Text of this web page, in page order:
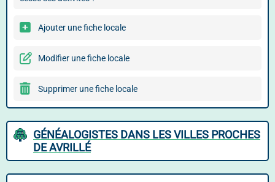
Ajouter une fiche locale
Modifier une fiche locale
Supprimer une fiche locale
GÉNÉALOGISTES DANS LES VILLES PROCHES
DE AVRILLÉ